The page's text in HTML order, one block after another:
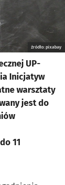
źródło: pixabay
UP-
Inicjatyw
warsztaty
jest do
11